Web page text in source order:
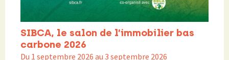
SIBCA, le salon de l’immobilier bas
carbone 2026
Du 1 septembre 2026 au 3 septembre 2026